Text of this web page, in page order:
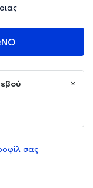
σας